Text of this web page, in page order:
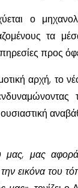
ο
τα
προς
αρχή, το
μας αφορά
εικόνα του